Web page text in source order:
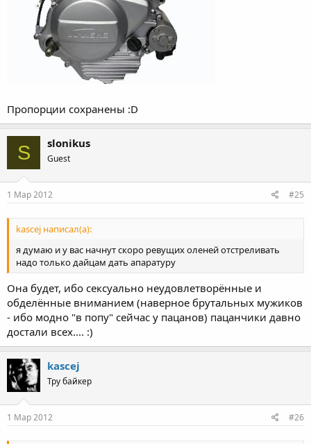
Пропорции сохранены :D
S slonikus
Guest
1 Мар 2012 #25
kascej написал(а):
я думаю и у вас начнут скоро ревущих оленей отстреливать
надо только дайцам дать апаратуру
Она будет, ибо сексуально неудовлетворённые и
обделённые вниманием (наверное брутальных мужиков
- ибо модно "в попу" сейчас у пацанов) пацанчики давно
достали всех.... :)
kascej
Тру байкер
1 Мар 2012 #26